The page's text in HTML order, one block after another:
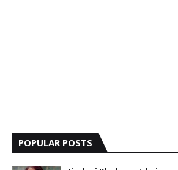
POPULAR POSTS